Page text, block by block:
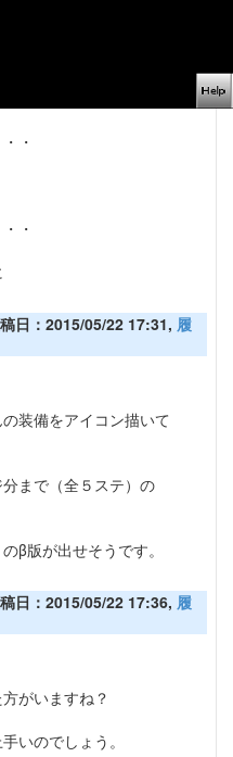
・
・
日：2015/05/22 17:31, 履
装備をアイコン描いて
まで（全５ステ）の
β版が出せそうです。
日：2015/05/22 17:36, 履
がいますね？
いのでしょう。